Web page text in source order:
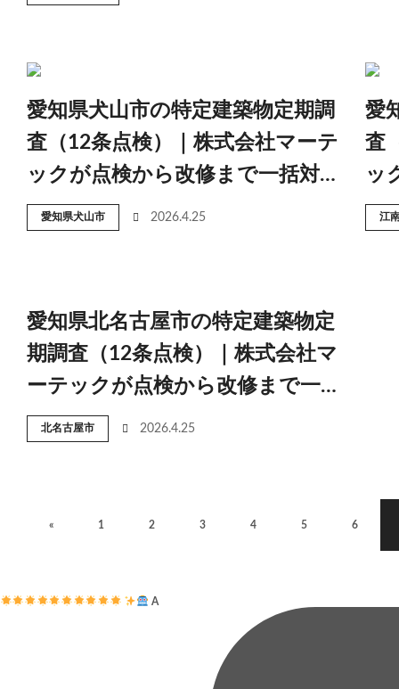
愛知県犬山市の特定建築物定期調
査（12条点検）｜株式会社マーテ
ックが点検から改修まで一括対…
愛知県犬山市 2026.4.25
愛
査
ッ
江
愛知県北名古屋市の特定建築物定
期調査（12条点検）｜株式会社マ
ーテックが点検から改修まで一…
北名古屋市 2026.4.25
« 1 2 3 4 5 6
A